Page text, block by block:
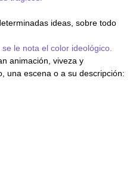
ideas, sobre todo
le nota el color ideológico.
animación, viveza y
una escena o a su descripción: